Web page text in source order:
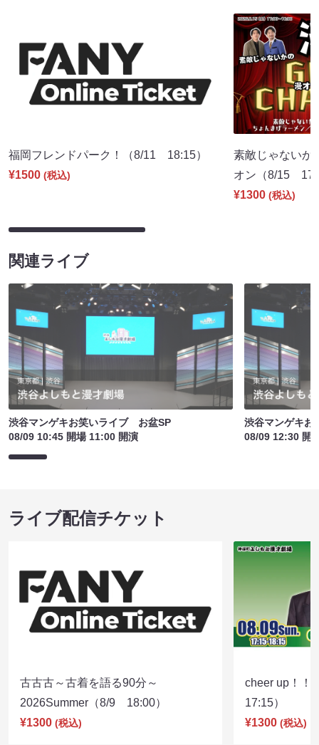
福岡フレンドパーク！（8/11 18:15）
¥1500 (税込)
素敵じゃないか
オン（8/15
¥1300 (税込)
関連ライブ
渋谷マンゲキお笑いライブ お盆SP
08/09 10:45 開場 11:00 開演
渋谷マンゲキ
08/09 12:30 開
ライブ配信チケット
古古古～古着を語る90分～
2026Summer（8/9 18:00）
¥1300 (税込)
cheer up！
17:15）
¥1300 (税込)